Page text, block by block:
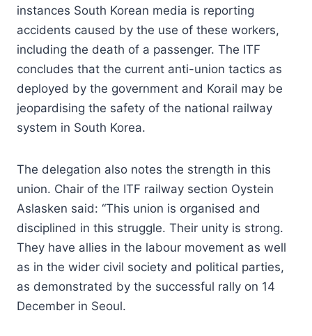
instances South Korean media is reporting
accidents caused by the use of these workers,
including the death of a passenger. The ITF
concludes that the current anti-union tactics as
deployed by the government and Korail may be
jeopardising the safety of the national railway
system in South Korea.
The delegation also notes the strength in this
union. Chair of the ITF railway section Oystein
Aslasken said: “This union is organised and
disciplined in this struggle. Their unity is strong.
They have allies in the labour movement as well
as in the wider civil society and political parties,
as demonstrated by the successful rally on 14
December in Seoul.